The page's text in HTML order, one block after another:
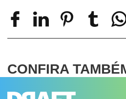
CONFIRA